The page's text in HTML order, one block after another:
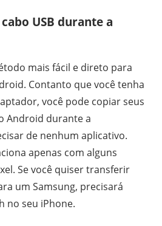
USB durante a
mais fácil e direto para
Contanto que você tenha
você pode copiar seus
Android durante a
de nenhum aplicativo.
apenas com alguns
Se você quiser transferir
um Samsung, precisará
no seu iPhone.